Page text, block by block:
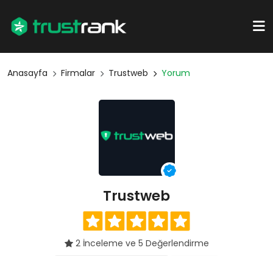
Anasayfa Firmalar Trustweb Yorum
Trustweb
2 İnceleme ve 5 Değerlendirme